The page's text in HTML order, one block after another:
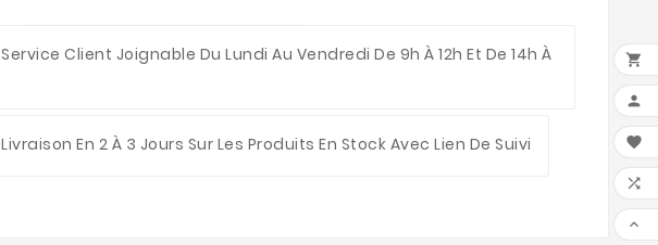
Service Client Joignable Du Lundi Au Vendredi De 9h À 12h Et De 14h À
Livraison En 2 À 3 Jours Sur Les Produits En Stock Avec Lien De Suivi




